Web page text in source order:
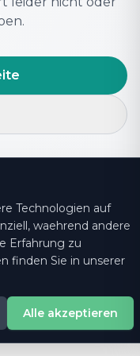
Rechte vorbehalten
Technologien auf
waehrend andere
Erfahrung zu
finden Sie in unserer
Alle akzeptieren